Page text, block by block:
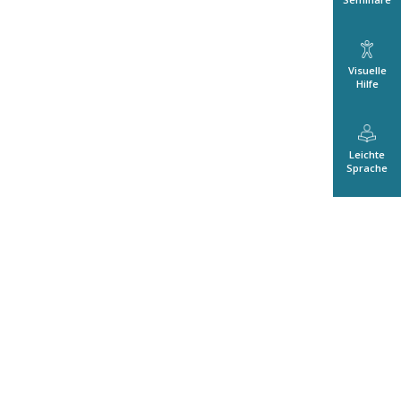
Visuelle
Hilfe
Leichte
Sprache